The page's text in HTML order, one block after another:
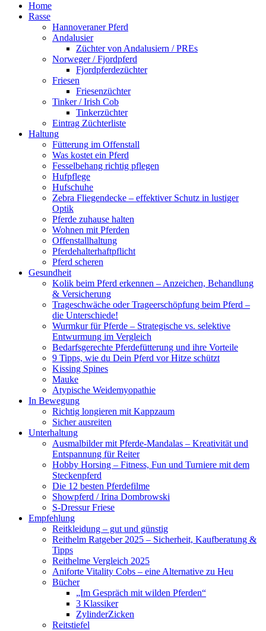
Home
Rasse
Hannoveraner Pferd
Andalusier
Züchter von Andalusiern / PREs
Norweger / Fjordpferd
Fjordpferdezüchter
Friesen
Friesenzüchter
Tinker / Irish Cob
Tinkerzüchter
Eintrag Züchterliste
Haltung
Fütterung im Offenstall
Was kostet ein Pferd
Fesselbehang richtig pflegen
Hufpflege
Hufschuhe
Zebra Fliegendecke – effektiver Schutz in lustiger
Optik
Pferde zuhause halten
Wohnen mit Pferden
Offenstallhaltung
Pferdehalterhaftpflicht
Pferd scheren
Gesundheit
Kolik beim Pferd erkennen – Anzeichen, Behandlung
& Versicherung
Trageschwäche oder Trageerschöpfung beim Pferd –
die Unterschiede!
Wurmkur für Pferde – Strategische vs. selektive
Entwurmung im Vergleich
Bedarfsgerechte Pferdefütterung und ihre Vorteile
9 Tipps, wie du Dein Pferd vor Hitze schützt
Kissing Spines
Mauke
Atypische Weidemyopathie
In Bewegung
Richtig longieren mit Kappzaum
Sicher ausreiten
Unterhaltung
Ausmalbilder mit Pferde-Mandalas – Kreativität und
Entspannung für Reiter
Hobby Horsing – Fitness, Fun und Turniere mit dem
Steckenpferd
Die 12 besten Pferdefilme
Showpferd / Irina Dombrowski
S-Dressur Friese
Empfehlung
Reitkleidung – gut und günstig
Reithelm Ratgeber 2025 – Sicherheit, Kaufberatung &
Tipps
Reithelme Vergleich 2025
Aniforte Vitality Cobs – eine Alternative zu Heu
Bücher
„Im Gespräch mit wilden Pferden“
3 Klassiker
ZylinderZicken
Reitstiefel